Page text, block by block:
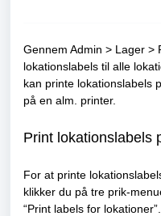
Gennem Admin > Lager >
lokationslabels til alle
kan printe lokationslabels
på en alm. printer.
Print lokationslabels
For at printe
klikker du på tre prik-
“Print labels for lokationer”.